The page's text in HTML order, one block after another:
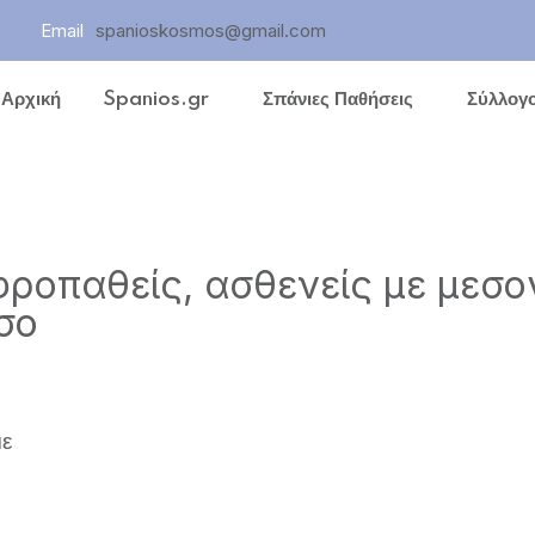
Email spanioskosmos@gmail.com
Αρχική Spanios.gr Σπάνιες Παθήσεις
ασθενείς με